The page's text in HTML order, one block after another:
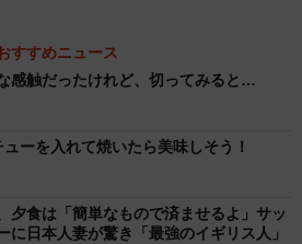
ます。
なく中がヤバそうだなという気配
かこんな風になっているとは想像
ました」
すすめニュース
感触だったけれど、切ってみると…
ューを入れて焼いたら美味しそう！
夕食は「簡単なもので済ませるよ」サッ
に日本人妻が驚き「最強のイギリス人」